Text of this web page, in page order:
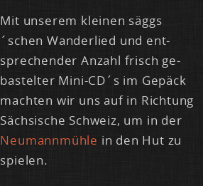
Mit un­se­rem klei­nen säggs
´schen Wan­der­lied und ent­
spre­chen­der An­zahl frisch ge­
bas­tel­ter Mi­ni-CD´s im Ge­päck
mach­ten wir uns auf in Rich­tung
Säch­si­sche Schweiz, um in der
Neu­mann­müh­le in den Hut zu
spie­len.